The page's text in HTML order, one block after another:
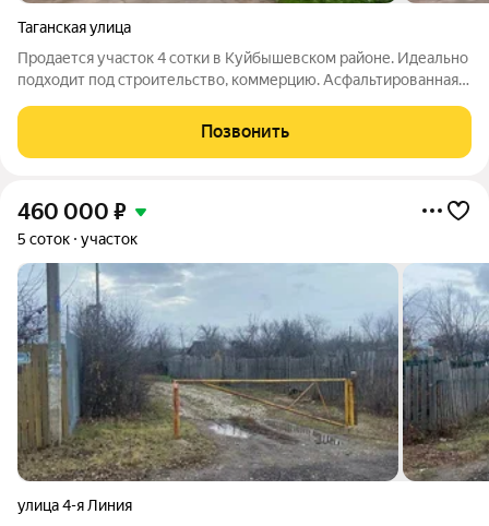
Таганская улица
Продается участок 4 сотки в Куйбышевском районе. Идеально
подходит под строительство, коммерцию. Асфальтированная
150м. Удобная локация, остановка общественного транспорта
50м. Звоните
Позвонить
460 000 ₽
5 соток участок
улица 4-я Линия